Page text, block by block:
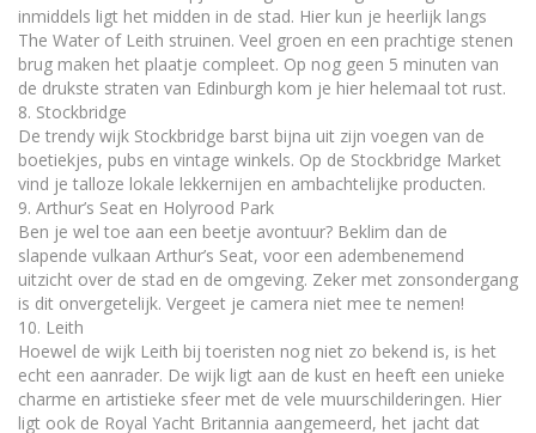
inmiddels ligt het midden in de stad. Hier kun je heerlijk langs
The Water of Leith struinen. Veel groen en een prachtige stenen
brug maken het plaatje compleet. Op nog geen 5 minuten van
de drukste straten van Edinburgh kom je hier helemaal tot rust.
8. Stockbridge
De trendy wijk Stockbridge barst bijna uit zijn voegen van de
boetiekjes, pubs en vintage winkels. Op de Stockbridge Market
vind je talloze lokale lekkernijen en ambachtelijke producten.
9. Arthur’s Seat en Holyrood Park
Ben je wel toe aan een beetje avontuur? Beklim dan de
slapende vulkaan Arthur’s Seat, voor een adembenemend
uitzicht over de stad en de omgeving. Zeker met zonsondergang
is dit onvergetelijk. Vergeet je camera niet mee te nemen!
10. Leith
Hoewel de wijk Leith bij toeristen nog niet zo bekend is, is het
echt een aanrader. De wijk ligt aan de kust en heeft een unieke
charme en artistieke sfeer met de vele muurschilderingen. Hier
ligt ook de Royal Yacht Britannia aangemeerd, het jacht dat